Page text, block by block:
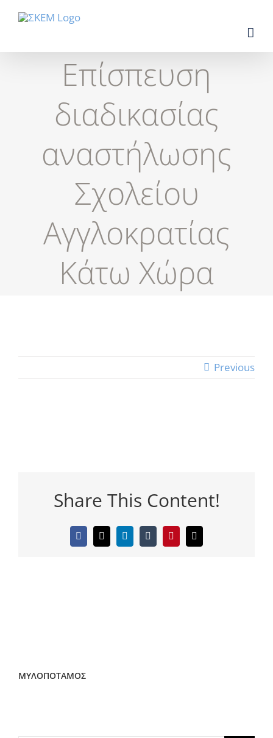
Skip
content
Επίσπευση
διαδικασίας
αναστήλωσης
Σχολείου
Αγγλοκρατίας
Κάτω Χώρα
Previous
Share This Content!
FacebookTwitterLinkedInTumblrPinterestEmail
ΜΥΛΟΠΟΤΑΜΟΣ